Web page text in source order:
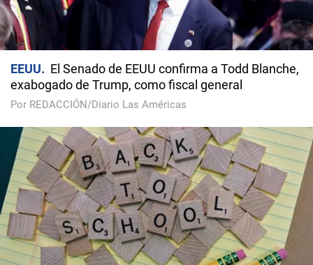
EEUU
El Senado de EEUU confirma a Todd Blanche,
exabogado de Trump, como fiscal general
Por REDACCIÓN/Diario Las Américas